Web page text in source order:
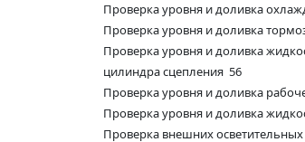
Проверка уровня и доливка
Проверка уровня и доливка
Проверка уровня и доливка
цилиндра сцепления 56
Проверка уровня и доливка
Проверка уровня и доливка
Проверка внешних